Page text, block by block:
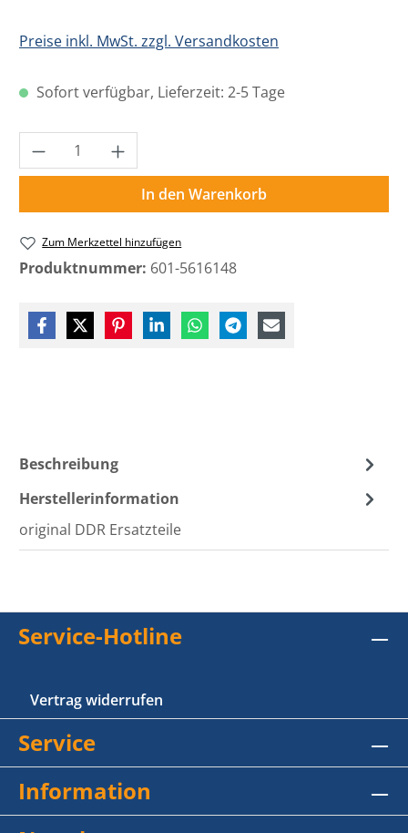
Preise inkl. MwSt. zzgl. Versandkosten
Sofort verfügbar, Lieferzeit: 2-5 Tage
Produkt Anzahl: Gib den gewünschten
In den Warenkorb
Zum Merkzettel hinzufügen
Produktnummer: 601-5616148
Beschreibung
Herstellerinformation
original DDR Ersatzteile
Service-Hotline
Vertrag widerrufen
Service
Information